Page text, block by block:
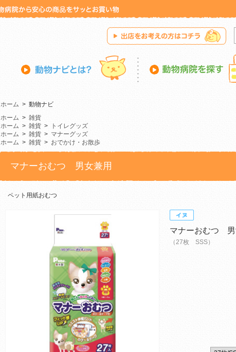
ホーム > 動物ナビ
ホーム > 雑貨
ホーム > 雑貨 >
トイレグッズ
ホーム > 雑貨 > マナーグッズ
ホーム > 雑貨 > おでかけ・お散歩
マナーおむつ 男女兼用
ペット用紙おむつ
マナーおむつ 男
（27枚 SSS）